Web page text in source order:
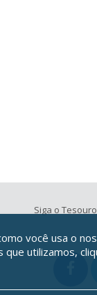
Siga o
você usa o
utilizamos,